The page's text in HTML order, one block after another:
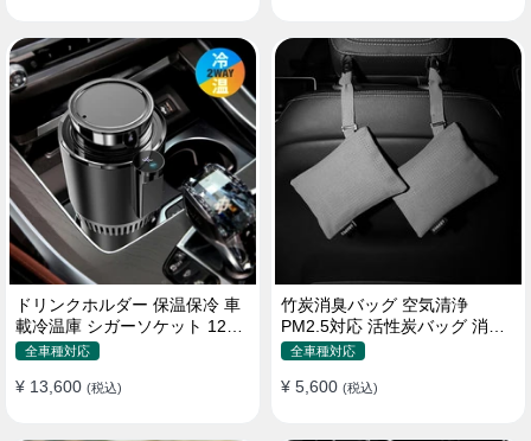
ドリンクホルダー 保温保冷 車
載冷温庫 シガーソケット 12V
車用 車中泊
全車種対応
¥ 13,600 (税込)
竹炭消臭バッグ 空気清浄
PM2.5対応 活性炭バッグ 消臭
車用 デオドラント 繰り返し使
全車種対応
¥ 5,600 (税込)